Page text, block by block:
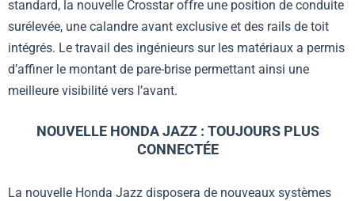
standard, la nouvelle Crosstar offre une position de conduite
surélevée, une calandre avant exclusive et des rails de toit
intégrés. Le travail des ingénieurs sur les matériaux a permis
d’affiner le montant de pare-brise permettant ainsi une
meilleure visibilité vers l’avant.
NOUVELLE HONDA JAZZ : TOUJOURS PLUS
CONNECTÉE
La nouvelle Honda Jazz disposera de nouveaux systèmes